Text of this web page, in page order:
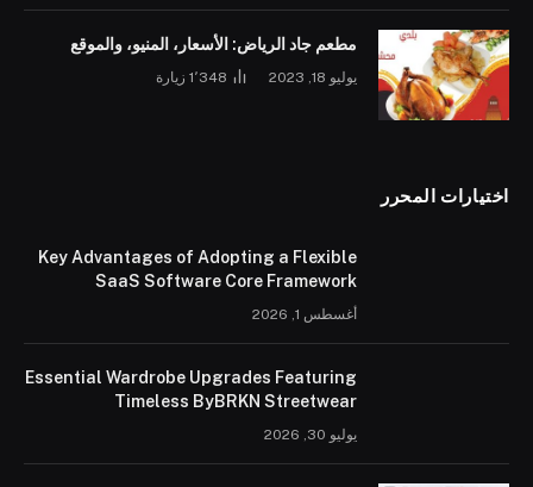
مطعم جاد الرياض: الأسعار، المنيو، والموقع
يوليو 18, 2023 1٬348 زيارة
اختيارات المحرر
Key Advantages of Adopting a Flexible
SaaS Software Core Framework
أغسطس 1, 2026
Essential Wardrobe Upgrades Featuring
Timeless ByBRKN Streetwear
يوليو 30, 2026